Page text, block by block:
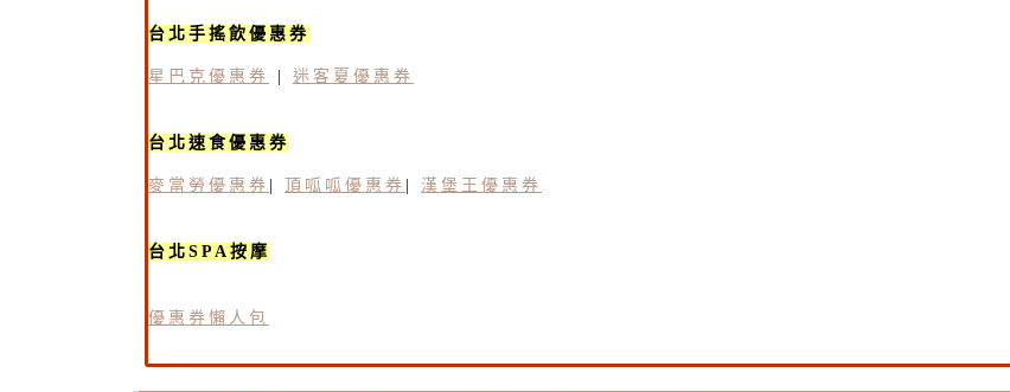
台北手搖飲優惠券
星巴克優惠券 | 迷客夏優惠券
台北速食優惠券
麥當勞優惠券 | 頂呱呱優惠券 | 漢堡王優惠券
台北SPA按摩
優惠券懶人包